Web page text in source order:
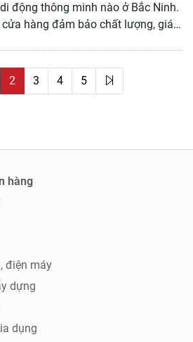
động thông minh nào ở Bắc Ninh.
hàng đảm bảo chất lượng, giá
2 3 4 5
hàng
điện máy
dựng
dụng